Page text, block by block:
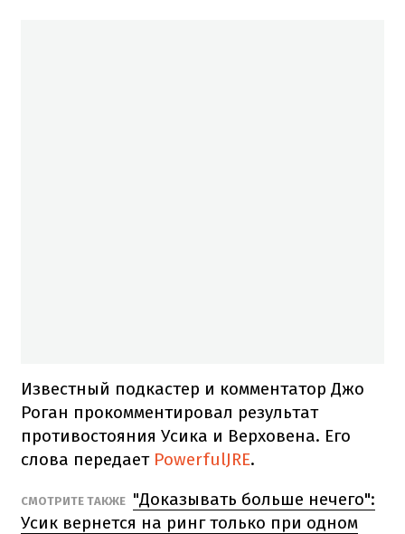
Известный подкастер и комментатор Джо
Роган прокомментировал результат
противостояния Усика и Верховена. Его
слова передает PowerfulJRE.
СМОТРИТЕ ТАКЖЕ "Доказывать больше нечего":
Усик вернется на ринг только при одном